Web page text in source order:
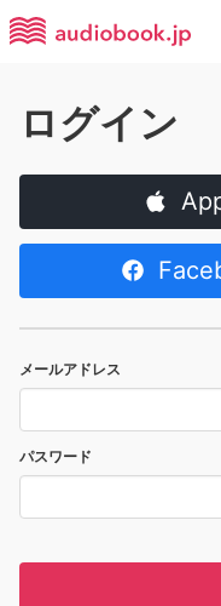
ログイン
メールアドレス
パスワード